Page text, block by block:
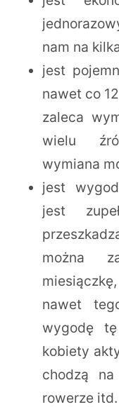
nam na
jest
nawet co
zaleca
wielu
wymiana
jest
jest
można
nawet
wygodę
kobiety
chodzą
rowerze itd.